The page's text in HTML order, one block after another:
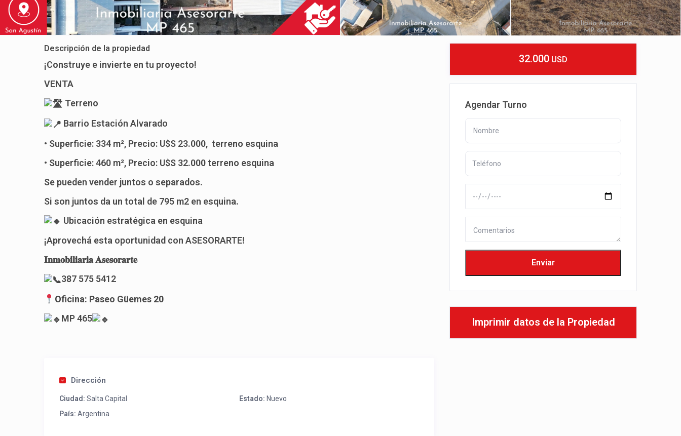
Descripción de la propiedad
¡Construye e invierte en tu proyecto!
VENTA
Terreno
Barrio Estación Alvarado
• Superficie: 334 m², Precio: U$S 23.000, terreno esquina
• Superficie: 460 m², Precio: U$S 32.000 terreno esquina
Se pueden vender juntos o separados.
Si son juntos da un total de 795 m2 en esquina.
Ubicación estratégica en esquina
¡Aprovechá esta oportunidad con ASESORARTE!
𝐈𝐧𝐦𝐨𝐛𝐢𝐥𝐢𝐚𝐫𝐢𝐚 𝐀𝐬𝐞𝐬𝐨𝐫𝐚𝐫𝐭𝐞
387 575 5412
Oficina: Paseo Güemes 20
MP 465
Dirección
Ciudad: Salta Capital Estado: Nuevo
País: Argentina
32.000 USD
Agendar Turno
Imprimir datos de la Propiedad